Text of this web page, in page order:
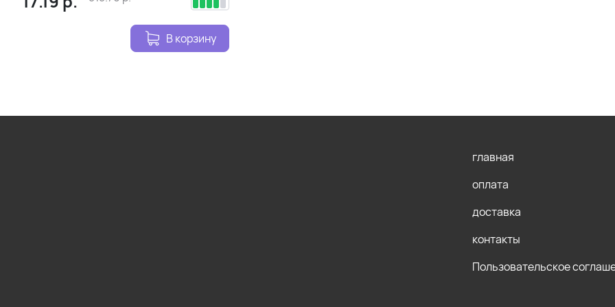
В корзину
главная
оплата
доставка
контакты
Пользовательское